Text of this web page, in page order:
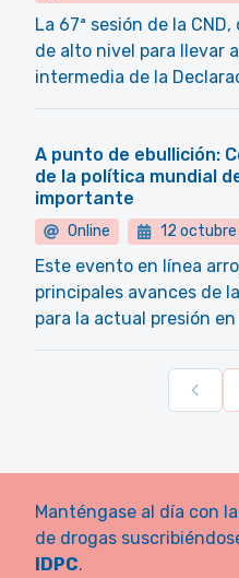
La 67ª sesión de la
de alto nivel para llevar
intermedia de la
A punto de ebullición:
de la política mundial
importante
Online 12
Este evento en línea
principales avances de
para la actual presión
Manténgase al día con
de drogas
IDPC.